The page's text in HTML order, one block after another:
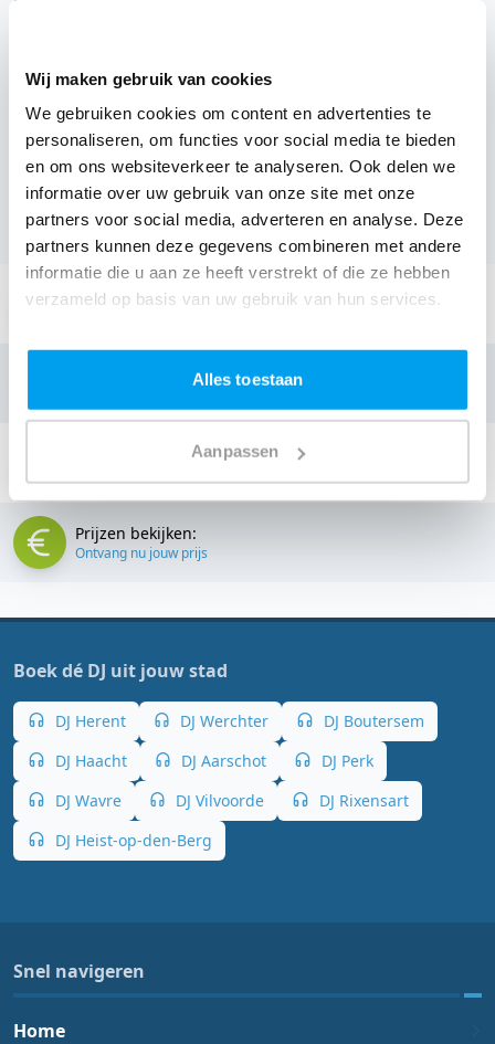
Wij maken gebruik van cookies
We gebruiken cookies om content en advertenties te
personaliseren, om functies voor social media te bieden
en om ons websiteverkeer te analyseren. Ook delen we
informatie over uw gebruik van onze site met onze
partners voor social media, adverteren en analyse. Deze
partners kunnen deze gegevens combineren met andere
informatie die u aan ze heeft verstrekt of die ze hebben
verzameld op basis van uw gebruik van hun services.
Alles toestaan
Aanpassen
EenDJ boeken uit Vlaams-Brabant
makkelijk. Daarom kun je bij ons online de prijs
berekenen voor jouw feest. Ook kun je nu boeken of
een vrijblijvende offerte aanvragen.Boek de beste DJ uit
Leuvenen omgeving, en check dus nuonze prijzen voor
jouw DJ.
Stuur een email:
info@thedjcompany.be
Stuur een Appje:
Prijzen bekijken:
Ontvang nu jouw prijs
Boek dé DJ uit jouw stad
DJ Herent DJ Werchter
DJ Boutersem
DJ Haacht
DJ Aarschot
DJ Perk
DJ Wavre
DJ Vilvoorde
DJ Rixensart
DJ Heist-op-den-Berg
Snel navigeren
Home